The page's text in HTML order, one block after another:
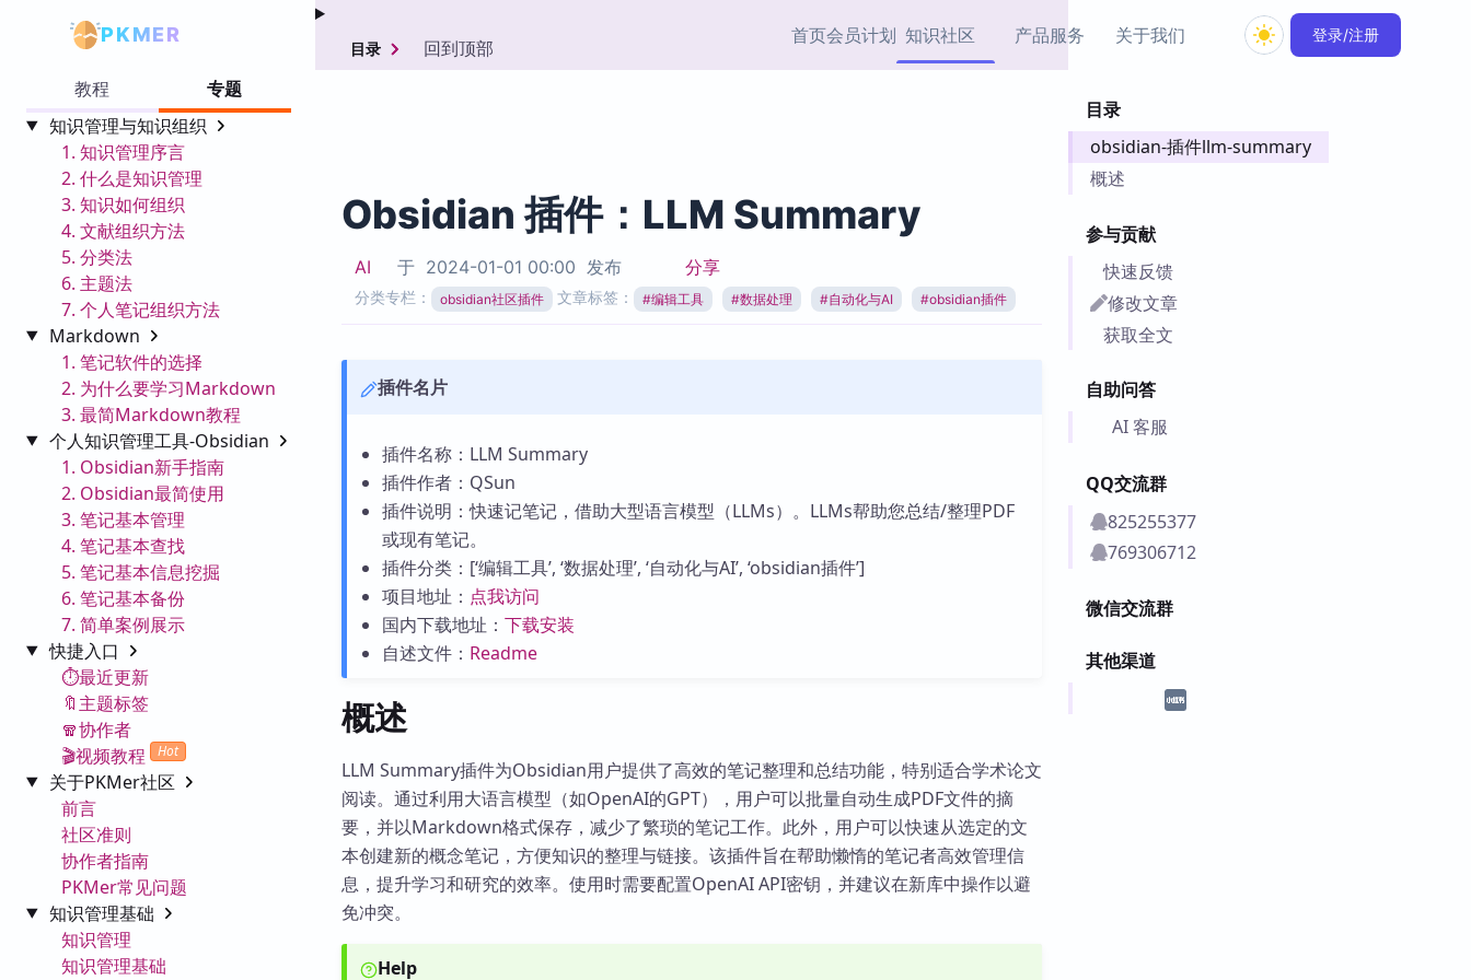
PKMER 首页会员计划 知识社区
协作者
热门链接 Top5
产品服务
载
加速访问 Obsidian 官方
市场
插件
Zettelkasten 实践示例
Obsidian 教程
关于我们 登录/注册
教程
专题
知识管理与知识组织
1. 知识管理序言
2. 什么是知识管理
3. 知识如何组织
4. 文献组织方法
5. 分类法
6. 主题法
7. 个人笔记组织方法
Markdown
1. 笔记软件的选择
2. 为什么要学习Markdown
3. 最简Markdown教程
个人知识管理工具-Obsidian
1. Obsidian新手指南
2. Obsidian最简使用
3. 笔记基本管理
4. 笔记基本查找
5. 笔记基本信息挖掘
6. 笔记基本备份
7. 简单案例展示
快捷入口
⏱️最近更新
🔖主题标签
🧣协作者
🎬视频教程
Hot
关于PKMer社区
前言
社区准则
协作者指南
PKMer常见问题
知识管理基础
知识管理
知识管理基础
目录
obsidian-插件llm-summary
概述
参与贡献
快速反馈
修改文章
获取全文
自助问答
AI 客服
QQ交流群
825255377
769306712
微信交流群
其他渠道
目录 回到顶部
Obsidian 插件：LLM Summary
AI 于 2024-01-01 00:00 发布 分享
分类专栏： obsidian社区插件 文章标签： #编辑工具 #数据处理 #自动化与AI #obsidian插件
插件名片
插件名称：LLM Summary
插件作者：QSun
插件说明：快速记笔记，借助大型语言模型（LLMs）。LLMs帮助您总结/整理PDF
或现有笔记。
插件分类：[‘编辑工具’, ‘数据处理’, ‘自动化与AI’, ‘obsidian插件’]
项目地址： 点我访问
国内下载地址： 下载安装
自述文件： Readme
概述
LLM Summary插件为Obsidian用户提供了高效的笔记整理和总结功能，特别适合学术论文
阅读。通过利用大语言模型（如OpenAI的GPT），用户可以批量自动生成PDF文件的摘
要，并以Markdown格式保存，减少了繁琐的笔记工作。此外，用户可以快速从选定的文
本创建新的概念笔记，方便知识的整理与链接。该插件旨在帮助懒惰的笔记者高效管理信
息，提升学习和研究的效率。使用时需要配置OpenAI API密钥，并建议在新库中操作以避
免冲突。
Help